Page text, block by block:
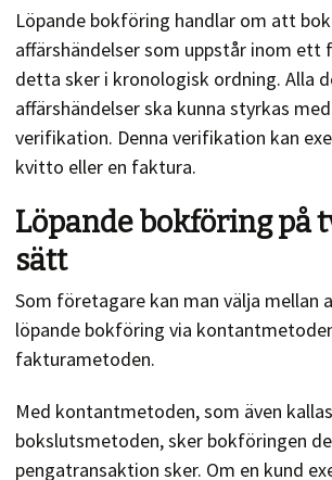
Löpande bokföring handlar om att
affärshändelser som uppstår inom
detta sker i kronologisk ordning. Alla
affärshändelser ska kunna styrkas
verifikation. Denna verifikation kan
kvitto eller en faktura.
Löpande bokföring på
sätt
Som företagare kan man välja mellan
löpande bokföring via
fakturametoden.
Med kontantmetoden, som även
bokslutsmetoden, sker bokföringen
pengatransaktion sker. Om en kund